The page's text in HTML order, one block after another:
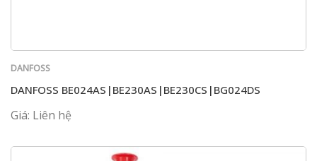
DANFOSS
DANFOSS BE024AS|BE230AS|BE230CS|BG024DS
Giá: Liên hệ